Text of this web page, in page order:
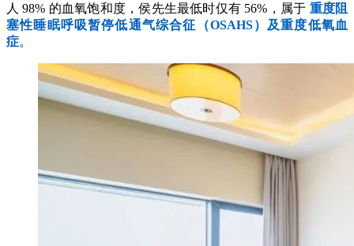
人 98% 的血氧饱和度，侯先生最低时仅有 56%，属于 重度阻
塞性睡眠呼吸暂停低通气综合征（OSAHS）及重度低氧血
症。